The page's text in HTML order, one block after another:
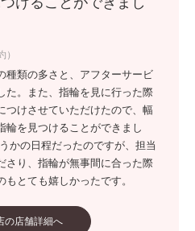
種類の多さと、アフターサービ
た。また、指輪を見に行った際
つけさせていただけたので、幅
輪を見つけることができまし
かの日程だったのですが、担当
さり、指輪が無事間に合った際
とても嬉しかったです。
の店舗詳細へ